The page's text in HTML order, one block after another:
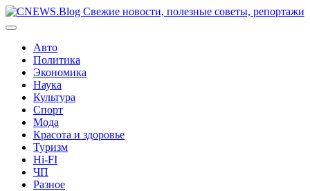
Перейти
к
Авто
Политика
Экономика
Наука
Культура
Спорт
Мода
Красота и здоровье
Туризм
Hi-FI
ЧП
Разное